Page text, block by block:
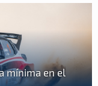
mínima en el